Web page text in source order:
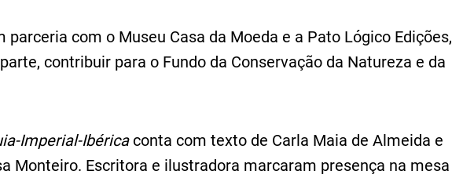
com o Museu Casa da Moeda e a Pato Lógico Edições,
contribuir para o Fundo da Conservação da Natureza e da
Imperial-Ibéricaconta com texto de Carla Maia de Almeida e
Monteiro. Escritora e ilustradora marcaram presença na mesa